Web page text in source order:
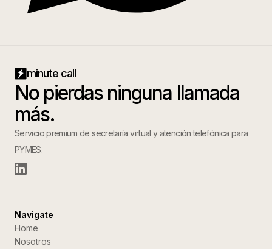
minute call
No pierdas ninguna llamada
más.
Servicio premium de secretaría virtual y atención telefónica para
PYMES.
Navigate
Home
Nosotros